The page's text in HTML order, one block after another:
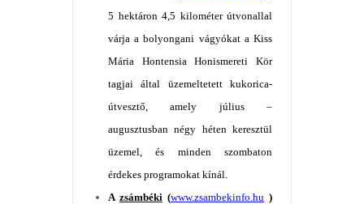
5 hektáron 4,5 kilométer útvonallal
várja a bolyongani vágyókat a Kiss
Mária Hontensia Honismereti Kör
tagjai által üzemeltetett kukorica-
útvesztő, amely július –
augusztusban négy héten keresztül
üzemel, és minden szombaton
érdekes programokat kínál.
A zsámbéki (www.zsambekinfo.hu )